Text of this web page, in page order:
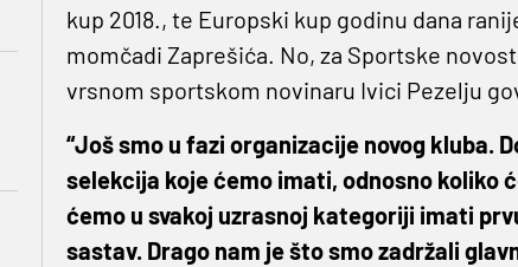
kup 2018., te Europski kup godinu dana
momčadi Zaprešića. No, za Sportske
vrsnom sportskom novinaru Ivici Pezelju
“Još smo u fazi organizacije novog kluba.
selekcija koje ćemo imati, odnosno koliko
ćemo u svakoj uzrasnoj kategoriji imati
sastav. Drago nam je što smo zadržali